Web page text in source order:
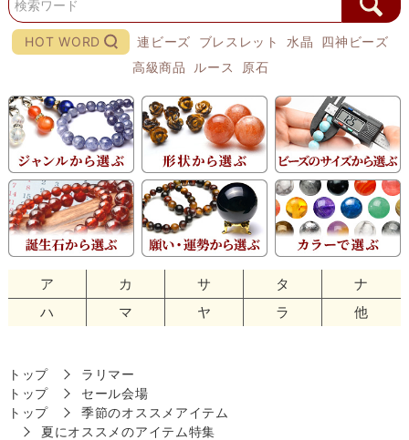
HOT WORD 連ビーズ ブレスレット 水晶
四神ビーズ
高級商品
ルース 原石
ア カ サ タ
ナ
ハ
マ ヤ ラ 他
トップ
ラリマー
トップ
セール会場
トップ
季節のオススメアイテム
夏にオススメのアイテム特集